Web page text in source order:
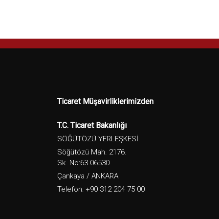
Ticaret Müşavirliklerimizden
T.C. Ticaret Bakanlığı
SÖĞÜTÖZÜ YERLEŞKESİ
Söğütözü Mah. 2176.
Sk. No:63 06530
Çankaya / ANKARA
Telefon: +90 312 204 75 00